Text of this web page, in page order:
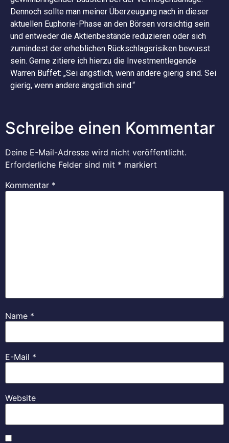
Dennoch sollte man meiner Überzeugung nach in dieser
aktuellen Euphorie-Phase an den Börsen vorsichtig sein
und entweder die Aktienbestände reduzieren oder sich
zumindest der erheblichen Rückschlagsrisiken bewusst
sein. Gerne zitiere ich hierzu die Investmentlegende
Warren Buffet: „Sei ängstlich, wenn andere gierig sind. Sei
gierig, wenn andere ängstlich sind.“
Schreibe einen Kommentar
Deine E-Mail-Adresse wird nicht veröffentlicht.
Erforderliche Felder sind mit * markiert
Kommentar *
Name *
E-Mail *
Website